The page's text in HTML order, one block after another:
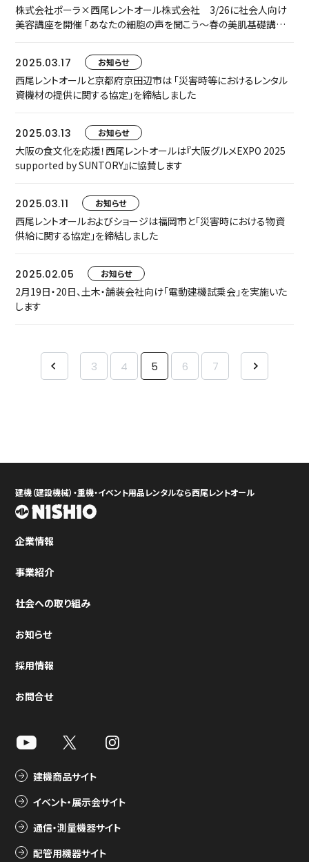
株式会社ポーラ×西尾レントオール株式会社 3/26に社会人向け
美容講座を開催 「あなたの細胞の声を聞こう～春の美肌基礎講座：
2025.03.17 お知らせ
西尾レントオールと京都府京田辺市は 「災害時等におけるレンタル
資機材の提供に関する協定」を締結しました
2025.03.13 お知らせ
大阪の食文化を応援！西尾レントオールは『大阪グルメEXPO 2025
supported by SUNTORY』に協賛します
2025.03.11 お知らせ
西尾レントオールおよびショージは福岡市と「災害時における物資
供給に関する協定」を締結しました
2025.02.05 お知らせ
2月19日・20日、土木・舗装会社向け「電動建機試乗会」を実施いた
します
3 4 5 6 7
建機（建設機械）・重機・イベント用品レンタルなら西尾レントオール
企業情報
事業紹介
社会への取り組み
お知らせ
採用情報
お問合せ
建機商品サイト
イベント・展示会サイト
通信・測量機器サイト
配管用機器サイト